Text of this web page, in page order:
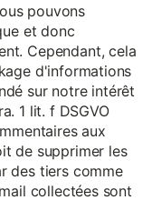
pouvons
et donc
Cependant, cela
d'informations
sur notre intérêt
1 lit. f DSGVO
aux
de supprimer les
des tiers comme
collectées sont